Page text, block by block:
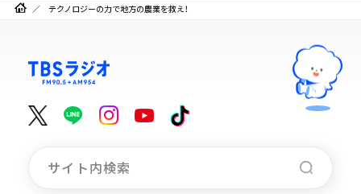
テクノロジーの力で地方の農業を救え！